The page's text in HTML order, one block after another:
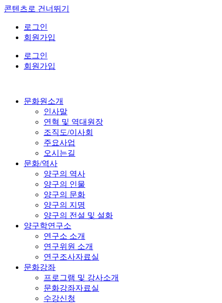
콘텐츠로 건너뛰기
로그인
회원가입
로그인
회원가입
문화원소개
인사말
연혁 및 역대원장
조직도/이사회
주요사업
오시는길
문화/역사
양구의 역사
양구의 인물
양구의 문화
양구의 지명
양구의 전설 및 설화
양구학연구소
연구소 소개
연구위원 소개
연구조사자료실
문화강좌
프로그램 및 강사소개
문화강좌자료실
수강신청